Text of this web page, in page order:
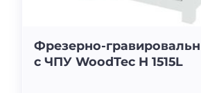
Фрезерно-
с ЧПУ WoodTec H 1515L